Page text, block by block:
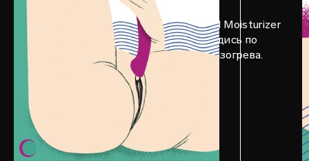
Добавь лубриканта LELO Personal Moisturizer
и, держа GIGI™ 2 наоборот, пройдись по
клитору плоским кончиком для разогрева.